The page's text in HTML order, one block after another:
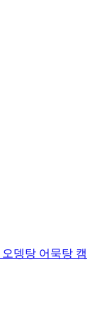
뎅탕 어묵탕 캠